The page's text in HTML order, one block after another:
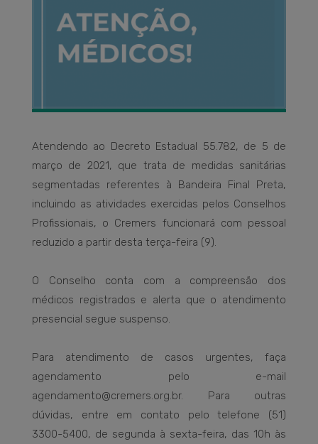
Atendendo ao Decreto Estadual 55.782, de 5 de
março de 2021, que trata de medidas sanitárias
segmentadas referentes à Bandeira Final Preta,
incluindo as atividades exercidas pelos Conselhos
Profissionais, o Cremers funcionará com pessoal
reduzido a partir desta terça-feira (9).
O Conselho conta com a compreensão dos
médicos registrados e alerta que o atendimento
presencial segue suspenso.
Para atendimento de casos urgentes, faça
agendamento pelo e-mail
agendamento@cremers.org.br. Para outras
dúvidas, entre em contato pelo telefone (51)
3300-5400, de segunda à sexta-feira, das 10h às